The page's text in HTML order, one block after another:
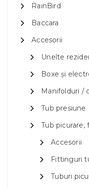
RainBird
Baccara
Accesorii
Unelte
Boxe și
Manifolduri /
Tub presiune
Tub picurare,
Accesorii
Fittinguri
Tuburi